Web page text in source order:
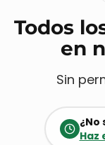
Todos
en
Sin
¿No
Haz